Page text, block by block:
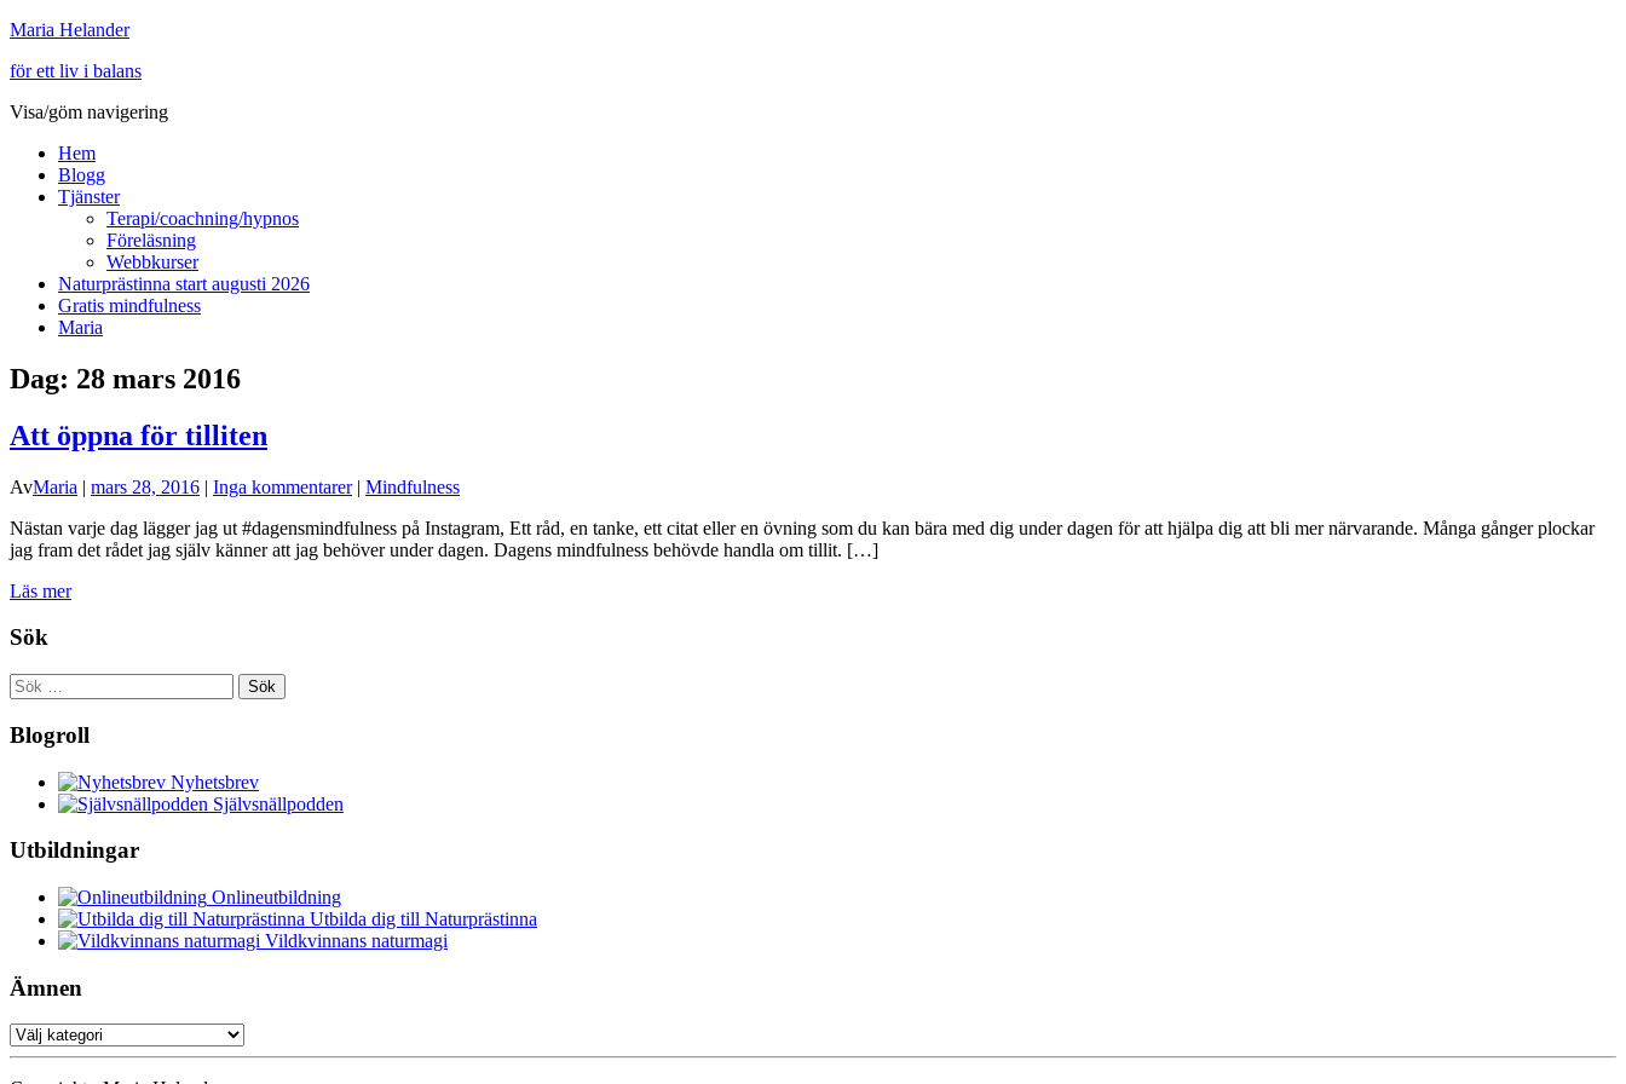
Maria Helander
för ett liv i balans
Visa/göm navigering
Hem
Blogg
Tjänster
Terapi/coachning/hypnos
Föreläsning
Webbkurser
Naturprästinna start augusti 2026
Gratis mindfulness
Maria
Dag: 28 mars 2016
Att öppna för tilliten
AvMaria | mars 28, 2016 | Inga kommentarer| Mindfulness
Nästan varje dag lägger jag ut #dagensmindfulness på Instagram, Ett råd, en tanke, ett citat eller en övning som du kan bära med dig under dagen för att hjälpa dig att bli mer närvarande. Många gånger plockar
jag fram det rådet jag själv känner att jag behöver under dagen. Dagens mindfulness behövde handla om tillit. […]
Läs mer
Sök
Sök
efter:
Blogroll
Nyhetsbrev
Självsnällpodden
Utbildningar
Onlineutbildning
Utbilda dig till Naturprästinna
Vildkvinnans naturmagi
Ämnen
Ämnen